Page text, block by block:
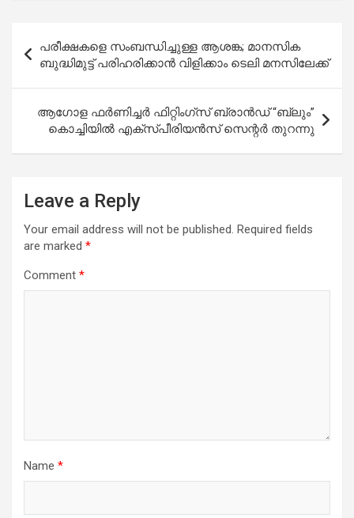
navigation
പരീക്ഷകളെ സംബന്ധിച്ചുള്ള ആശങ്ക; മാനസിക
ബുദ്ധിമുട്ട് പരിഹരിക്കാന്‍ വിളിക്കാം ടെലി മനസിലേക്ക്
ആഗോള ഫര്‍ണിച്ചര്‍ ഫിറ്റിംഗ്‌സ് ബ്രാന്‍ഡ് “ബ്ലും”
കൊച്ചിയില്‍ എക്‌സ്പീരിയന്‍സ് സെന്റര്‍ തുറന്നു
Leave a Reply
Your email address will not be published. Required fields
are marked *
Comment *
Name *